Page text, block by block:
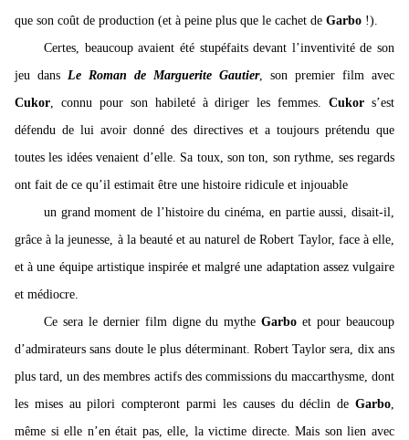
que son coût de production (et à peine plus que le cachet de Garbo !).
Certes, beaucoup avaient été stupéfaits devant l’inventivité de son
jeu dans Le Roman de Marguerite Gautier, son premier film avec
Cukor, connu pour son habileté à diriger les femmes.Cukor s’est
défendu de lui avoir donné des directives et a toujours prétendu que
toutes les idées venaient d’elle. Sa toux, son ton, son rythme, ses regards
ont fait de ce qu’il estimait être une histoire ridicule et injouable
un grand moment de l’histoire du cinéma, en partie aussi, disait-il,
grâce à la jeunesse, à la beauté et au naturel de Robert Taylor, face à elle,
et à une équipe artistique inspirée et malgré une adaptation assez vulgaire
et médiocre.
Ce sera le dernier film digne du mytheGarbo et pour beaucoup
d’admirateurs sans doute le plus déterminant. Robert Taylor sera, dix ans
plus tard, un des membres actifs des commissions du maccarthysme, dont
les mises au pilori compteront parmi les causes du déclin de Garbo,
même si elle n’en était pas, elle, la victime directe. Mais son lien avec